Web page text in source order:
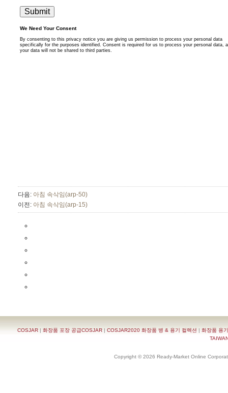
다음: 아침 속삭임(arp-50)
이전: 아침 속삭임(arp-15)
COSJAR | 화장품 포장 공급COSJAR | COSJAR2020 화장품 병 & 용기 컬렉션 | 화장품 용
Copyright © 2026 Ready-Market Online